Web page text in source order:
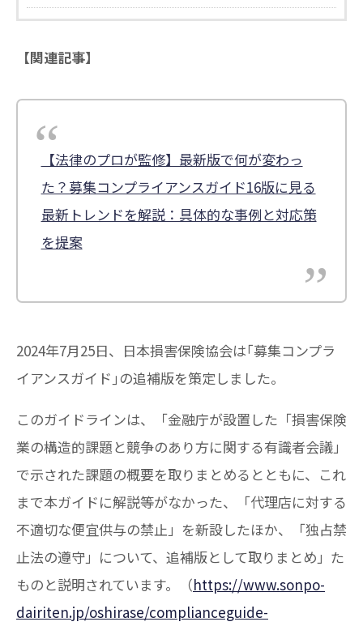
【関連記事】
【法律のプロが監修】最新版で何が変わっ
た？募集コンプライアンスガイド16版に見る
最新トレンドを解説：具体的な事例と対応策
を提案
2024年7月25日、日本損害保険協会は｢募集コンプラ
イアンスガイド｣の追補版を策定しました。
このガイドラインは、「金融庁が設置した「損害保険
業の構造的課題と競争のあり方に関する有識者会議」
で示された課題の概要を取りまとめるとともに、これ
まで本ガイドに解説等がなかった、「代理店に対する
不適切な便宜供与の禁止」を新設したほか、「独占禁
止法の遵守」について、追補版として取りまとめ」た
ものと説明されています。（https://www.sonpo-
dairiten.jp/oshirase/complianceguide-